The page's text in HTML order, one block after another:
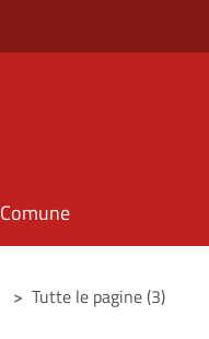
> Tutte le pagine (3)